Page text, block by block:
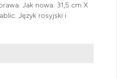
Jak nowa. 31,5 cm X
Język rosyjski i